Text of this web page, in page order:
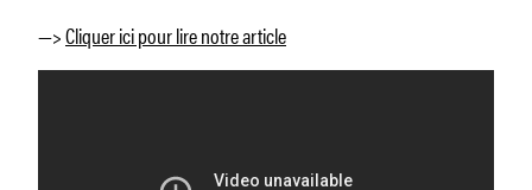
—>Cliquer ici pour lire notre article